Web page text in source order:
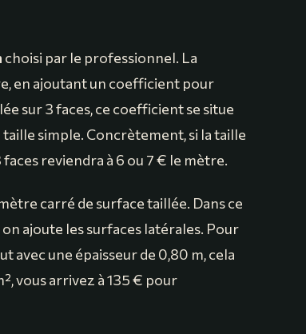
choisi par le professionnel. La
en ajoutant un coefficient pour
sur 3 faces, ce coefficient se situe
simple. Concrètement, si la taille
reviendra à 6 ou 7 € le mètre.
carré de surface taillée. Dans ce
ajoute les surfaces latérales. Pour
avec une épaisseur de 0,80 m, cela
vous arrivez à 135 € pour